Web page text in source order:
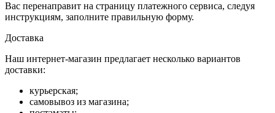
Вас перенаправит на страницу платежного сервиса, следуя
инструкциям, заполните правильную форму.
Доставка
Наш интернет-магазин предлагает несколько вариантов
доставки:
курьерская;
самовывоз из магазина;